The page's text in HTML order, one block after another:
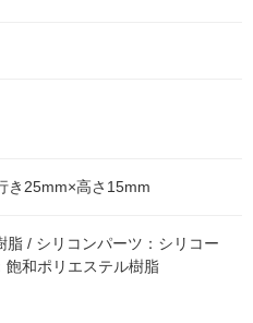
き25mm×高さ15mm
脂 / シリコンパーツ：シリコー
飽和ポリエステル樹脂